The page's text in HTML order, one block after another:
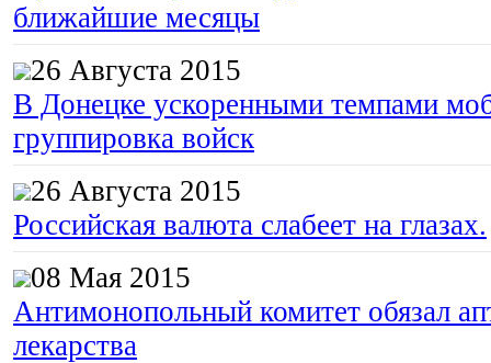
ближайшие месяцы
26 Августа 2015
В Донецке ускоренными темпами
группировка войск
26 Августа 2015
Российская валюта слабеет на глазах.
08 Мая 2015
Антимонопольный комитет обязал
лекарства